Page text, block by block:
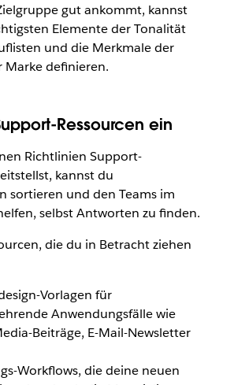
gut ankommt, kannst
Elemente der Tonalität
und die Merkmale der
definieren.
Ressourcen ein
Richtlinien Support-
kannst du
sortieren und den Teams im
selbst Antworten zu finden.
die du in Betracht ziehen
Vorlagen für
Anwendungsfälle wie
Beiträge, E-Mail-Newsletter
Workflows, die deine neuen